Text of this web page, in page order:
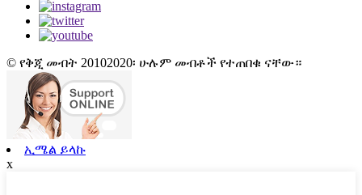
© የቅጂ መብት 20102020፡ ሁሉም መብቶች የተጠበቁ ናቸው።
ኢሜል ይላኩ
x